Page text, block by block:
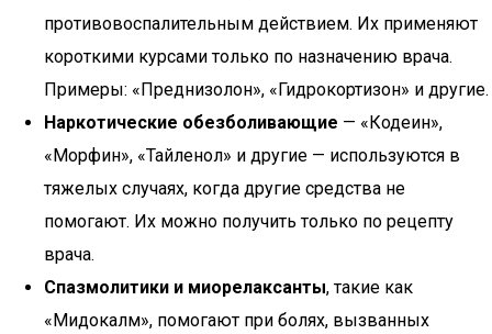
противовоспалительным действием. Их применяют
короткими курсами только по назначению врача.
Примеры: «Преднизолон», «Гидрокортизон» и другие.
Наркотические обезболивающие — «Кодеин»,
«Морфин», «Тайленол» и другие — используются в
тяжелых случаях, когда другие средства не
помогают. Их можно получить только по рецепту
врача.
Спазмолитики и миорелаксанты, такие как
«Мидокалм», помогают при болях, вызванных